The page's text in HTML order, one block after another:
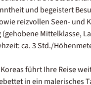
und begeistert
reizvollen Seen- und
Mittelklasse,
ca. 3 Std./
führt Ihre Reise
in ein malerisches